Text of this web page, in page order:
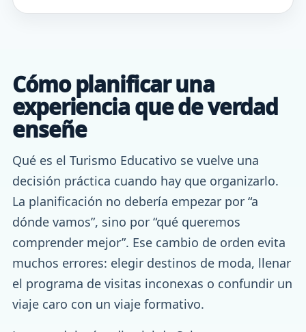
Cómo planificar una
experiencia que de verdad
enseñe
Qué es el Turismo Educativo se vuelve una
decisión práctica cuando hay que organizarlo.
La planificación no debería empezar por “a
dónde vamos”, sino por “qué queremos
comprender mejor”. Ese cambio de orden evita
muchos errores: elegir destinos de moda, llenar
el programa de visitas inconexas o confundir un
viaje caro con un viaje formativo.